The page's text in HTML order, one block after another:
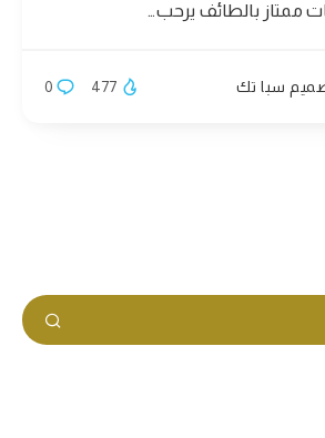
ممتاز بالطائف يرحب…
سبا تك 0 477